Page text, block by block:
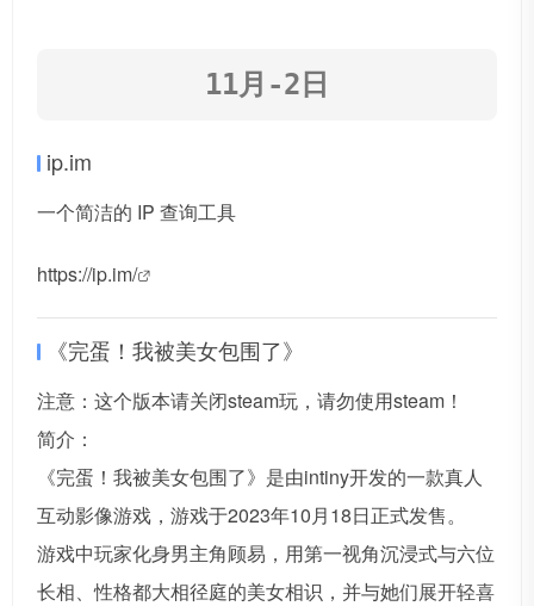
ip.im
一个简洁的 IP 查询工具
https://ip.im/
《完蛋！我被美女包围了》
注意：这个版本请关闭steam玩，请勿使用steam！
简介：
《完蛋！我被美女包围了》是由intiny开发的一款真人
互动影像游戏，游戏于2023年10月18日正式发售。
游戏中玩家化身男主角顾易，用第一视角沉浸式与六位
长相、性格都大相径庭的美女相识，并与她们展开轻喜